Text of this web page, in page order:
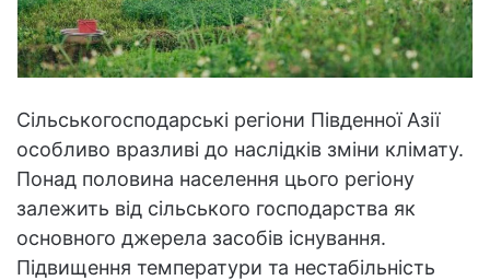
Сільськогосподарські регіони Південної Азії
особливо вразливі до наслідків зміни клімату.
Понад половина населення цього регіону
залежить від сільського господарства як
основного джерела засобів існування.
Підвищення температури та нестабільність